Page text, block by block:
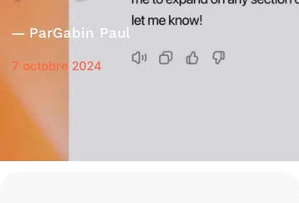
ParGabin Paul
7 octobre 2024